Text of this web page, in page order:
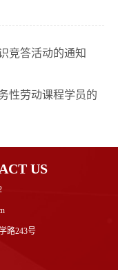
竞答活动的通知
性劳动课程学员的
US
路243号